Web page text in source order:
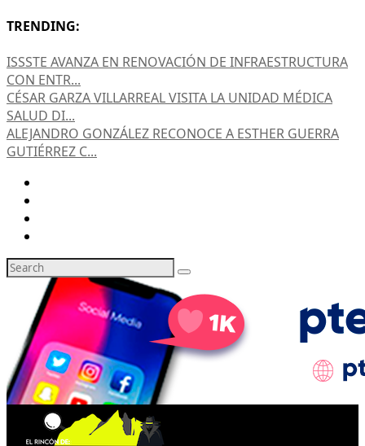
TRENDING:
ISSSTE AVANZA EN RENOVACIÓN DE INFRAESTRUCTURA
CON ENTR...
CÉSAR GARZA VILLARREAL VISITA LA UNIDAD MÉDICA
SALUD DI...
ALEJANDRO GONZÁLEZ RECONOCE A ESTHER GUERRA
GUTIÉRREZ C...